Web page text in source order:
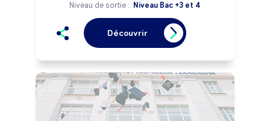
Niveau de sortie : Niveau Bac +3 et 4
Découvrir